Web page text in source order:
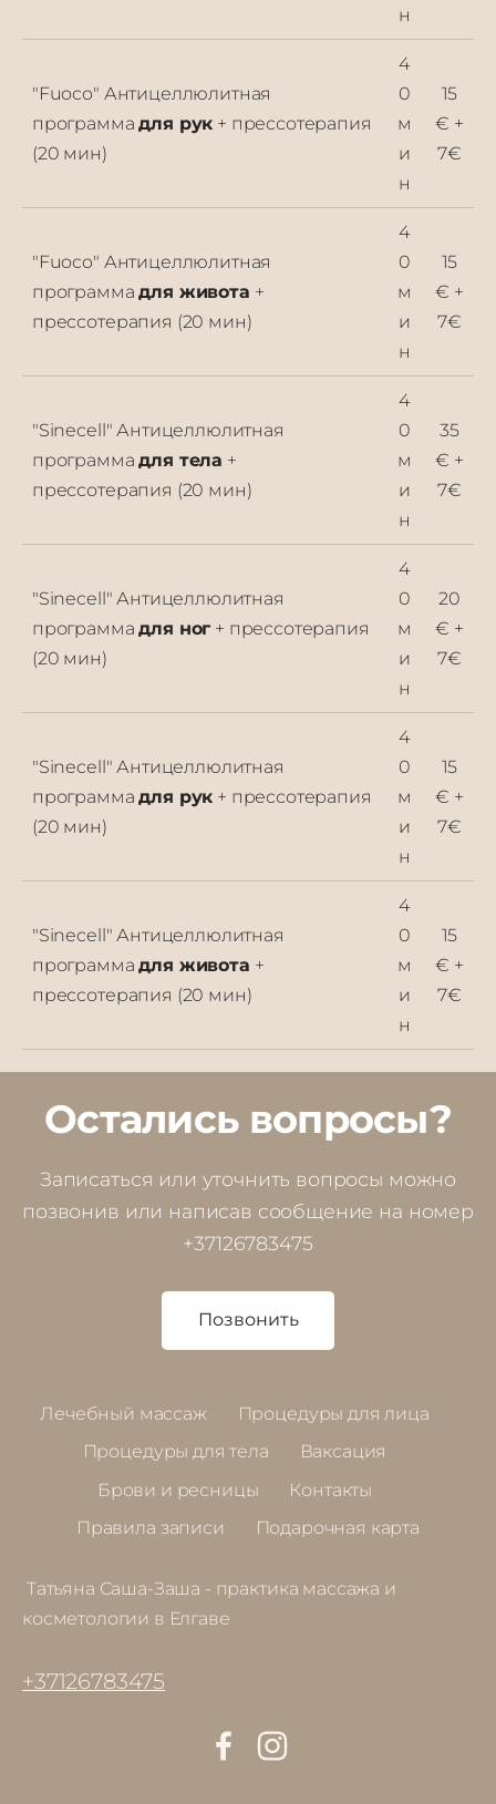
н
"Fuoco" Антицеллюлитная
программа для рук + прессотерапия
(20 мин)
4
0
м
и
н
15
€ +
7€
"Fuoco" Антицеллюлитная
программа для живота +
прессотерапия (20 мин)
4
0
м
и
н
15
€ +
7€
"Sinecell " Антицеллюлитная
программа для тела +
прессотерапия (20 мин)
4
0
м
и
н
35
€ +
7€
"Sinecell " Антицеллюлитная
программа для ног + прессотерапия
(20 мин)
4
0
м
и
н
20
€ +
7€
"Sinecell " Антицеллюлитная
программа для рук + прессотерапия
(20 мин)
4
0
м
и
н
15
€ +
7€
"Sinecell " Антицеллюлитная
программа для живота +
прессотерапия (20 мин)
4
0
м
и
н
15
€ +
7€
Остались вопросы?
Записаться или уточнить вопросы можно
позвонив или написав сообщение на номер
+37126783475
Позвонить
Лечебный массаж
Процедуры для лица
Процедуры для тела
Ваксация
Брови и ресницы
Контакты
Правила записи
Подарочная карта
Татьяна Саша-Заша - практика массажа и
косметологии в Елгаве
+37126783475